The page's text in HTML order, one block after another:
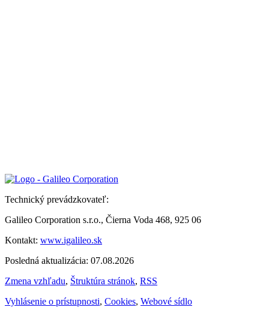
Technický prevádzkovateľ:
Galileo Corporation s.r.o., Čierna Voda 468, 925 06
Kontakt: www.igalileo.sk
Posledná aktualizácia: 07.08.2026
Zmena vzhľadu, Štruktúra stránok, RSS
Vyhlásenie o prístupnosti, Cookies, Webové sídlo